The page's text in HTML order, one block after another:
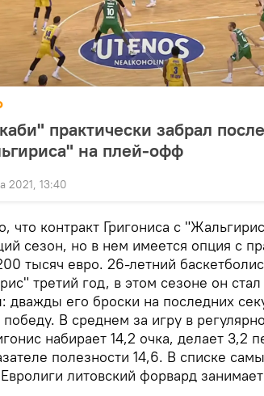
практически забрал
на плей-офф
2021, 13:40
что контракт Григониса с
сезон, но в нем имеется опция с
тысяч евро. 26-летний
третий год, в этом сезоне он
дважды его броски на последних
В среднем за игру в
набирает 14,2 очка, делает 3,2
полезности 14,6. В списке
литовский форвард